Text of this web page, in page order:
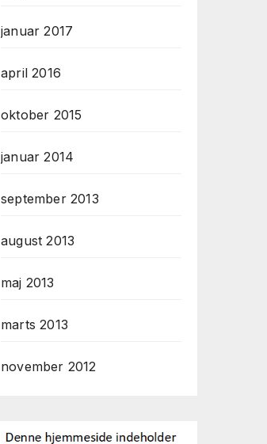
januar 2017
april 2016
oktober 2015
januar 2014
september 2013
august 2013
maj 2013
marts 2013
november 2012